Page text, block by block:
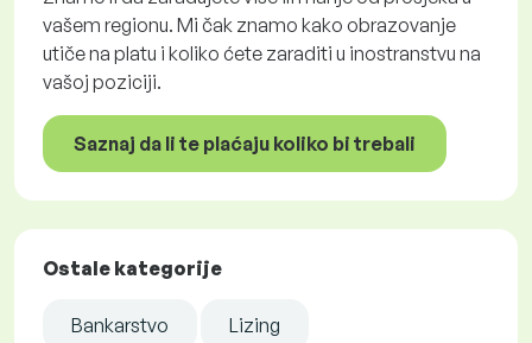
vašem regionu. Mi čak znamo kako obrazovanje
utiče na platu i koliko ćete zaraditi u inostranstvu na
vašoj poziciji.
Saznaj da li te plaćaju koliko bi trebali
Ostale kategorije
Bankarstvo Lizing